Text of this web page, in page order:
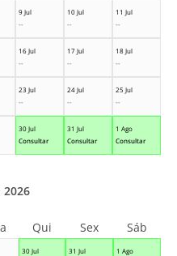
9 Jul
--
10 Jul
--
11 Jul
--
16 Jul
--
17 Jul
--
18 Jul
--
23 Jul
--
24 Jul
--
25 Jul
--
30 Jul
Consultar
31 Jul
Consultar
1 Ago
Consultar
30 Jul
31 Jul
1 Ago
2026
Qui Sex Sáb